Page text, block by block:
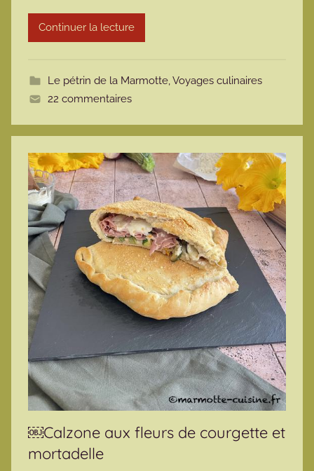
t
Continuer la lecture
Le pétrin de la Marmotte,Voyages culinaires
22 commentaires
￼Calzone aux fleurs de courgette et
mortadelle